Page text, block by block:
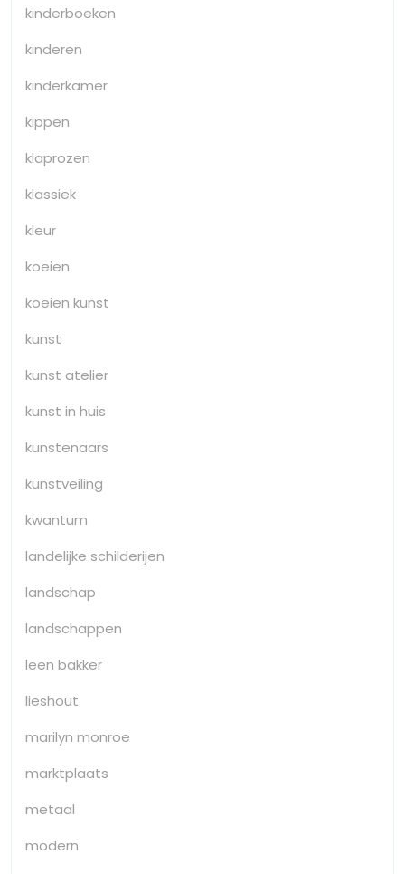
kinderboeken
kinderen
kinderkamer
kippen
klaprozen
klassiek
kleur
koeien
koeien kunst
kunst
kunst atelier
kunst in huis
kunstenaars
kunstveiling
kwantum
landelijke schilderijen
landschap
landschappen
leen bakker
lieshout
marilyn monroe
marktplaats
metaal
modern